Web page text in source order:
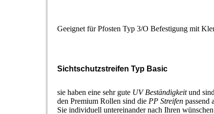
Geeignet für Pfosten Typ 3/O Befestigung mit
Sichtschutzstreifen Typ Basic
sie haben eine sehr gute UV Beständigkeitund
den Premium Rollen sind die PP Streifen passend
Sie individuell untereinander nach Ihren